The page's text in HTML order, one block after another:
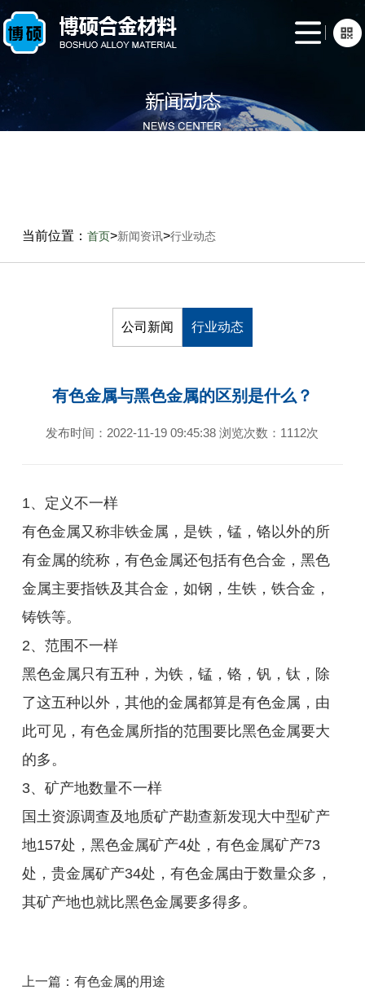
网
站
首
页
关
于
我
产
品
新
当前位置： 首页>新闻资讯>行业动态
公司新闻 行业动态
有色金属与黑色金属的区别是什么？
发布时间：2022-11-19 09:45:38 浏览次数：1112次
1、定义不一样
有色金属又称非铁金属，是铁，锰，铬以外的所
有金属的统称，有色金属还包括有色合金，黑色
金属主要指铁及其合金，如钢，生铁，铁合金，
铸铁等。
2、范围不一样
黑色金属只有五种，为铁，锰，铬，钒，钛，除
了这五种以外，其他的金属都算是有色金属，由
此可见，有色金属所指的范围要比黑色金属要大
的多。
3、矿产地数量不一样
国土资源调查及地质矿产勘查新发现大中型矿产
地157处，黑色金属矿产4处，有色金属矿产73
处，贵金属矿产34处，有色金属由于数量众多，
其矿产地也就比黑色金属要多得多。
上一篇：有色金属的用途